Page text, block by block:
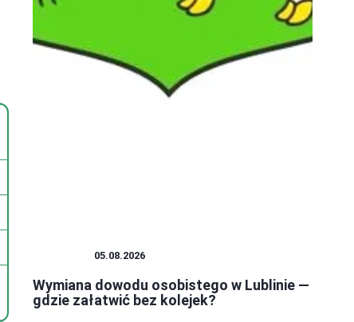
05.08.2026
Wymiana dowodu osobistego w Lublinie —
gdzie załatwić bez kolejek?